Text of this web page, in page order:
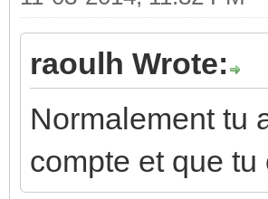
raoulh Wrote:
Normalement tu
compte et que tu